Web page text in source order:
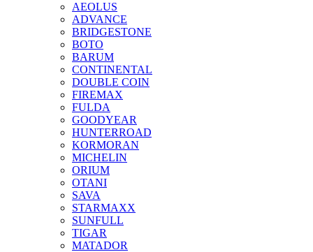
AEOLUS
ADVANCE
BRIDGESTONE
BOTO
BARUM
CONTINENTAL
DOUBLE COIN
FIREMAX
FULDA
GOODYEAR
HUNTERROAD
KORMORAN
MICHELIN
ORIUM
OTANI
SAVA
STARMAXX
SUNFULL
TIGAR
МATADOR